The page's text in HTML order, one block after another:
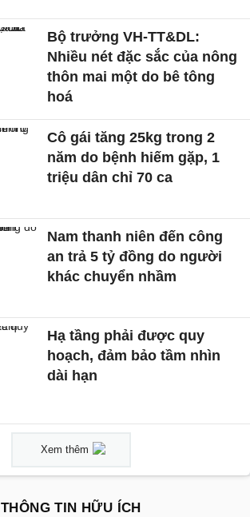
Bộ trưởng VH-TT&DL:
Nhiều nét đặc sắc của nông
thôn mai một do bê tông
hoá
Cô gái tăng 25kg trong 2
năm do bệnh hiếm gặp, 1
triệu dân chỉ 70 ca
Nam thanh niên đến công
an trả 5 tỷ đồng do người
khác chuyển nhầm
Hạ tầng phải được quy
hoạch, đảm bảo tầm nhìn
dài hạn
Xem thêm
THÔNG TIN HỮU ÍCH